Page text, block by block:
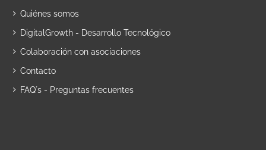
Quiénes somos
DigitalGrowth - Desarrollo Tecnológico
Colaboración con asociaciones
Contacto
FAQ´s - Preguntas frecuentes